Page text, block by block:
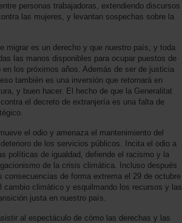
personas trabajadoras, extendiendo discursos
las mujeres, y levantan sospechas sobre la
migrar es un derecho y que nuestro país, y toda
las manos disponibles para ocupar puestos de
en los próximos años. Además de ser de justicia
también es una inversión que retornará en
y buen hacer. El hecho de que la Generalitat
el decreto de extranjería es una falta de
el odio y amenaza el mantenimiento del
de los servicios públicos. Incita el odio a
políticas de igualdad, defiende el racismo y la
de la crisis climática. Incluso después
consecuencias de forma extrema el 29 de octubre
cambio climático y esquilmando los recursos y las
justa en nuestro país.
al espectáculo de cómo las derechas y las